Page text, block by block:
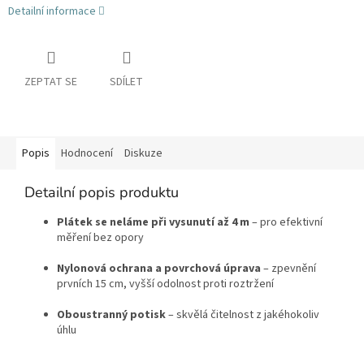
Detailní informace
ZEPTAT SE SDÍLET
Popis Hodnocení Diskuze
Detailní popis produktu
Plátek se neláme při vysunutí až 4 m – pro efektivní
měření bez opory
Nylonová ochrana a povrchová úprava – zpevnění
prvních 15 cm, vyšší odolnost proti roztržení
Oboustranný potisk– skvělá čitelnost z jakéhokoliv
úhlu